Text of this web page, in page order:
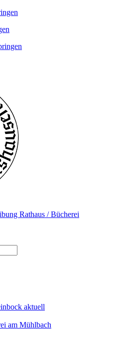
Rathaus / Bücherei
aktuell
am Mühlbach